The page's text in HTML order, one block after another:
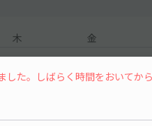
木 金
13 14
した。しばらく時間をおいてか